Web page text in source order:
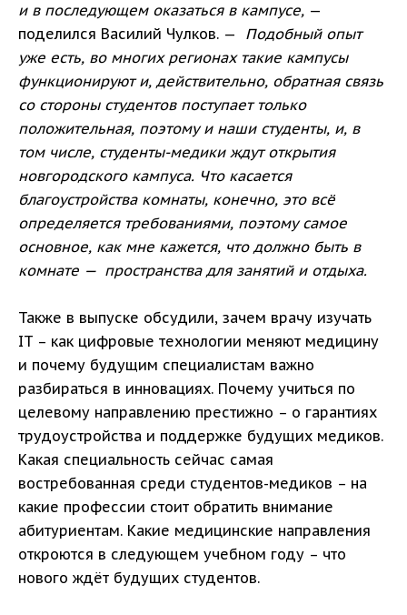
и в последующем оказаться в кампусе, —
поделился Василий Чулков. — Подобный опыт
уже есть, во многих регионах такие кампусы
функционируют и, действительно, обратная связь
со стороны студентов поступает только
положительная, поэтому и наши студенты, и, в
том числе, студенты-медики ждут открытия
новгородского кампуса. Что касается
благоустройства комнаты, конечно, это всё
определяется требованиями, поэтому самое
основное, как мне кажется, что должно быть в
комнате — пространства для занятий и отдыха.
Также в выпуске обсудили, зачем врачу изучать
IT – как цифровые технологии меняют медицину
и почему будущим специалистам важно
разбираться в инновациях. Почему учиться по
целевому направлению престижно – о гарантиях
трудоустройства и поддержке будущих медиков.
Какая специальность сейчас самая
востребованная среди студентов-медиков – на
какие профессии стоит обратить внимание
абитуриентам. Какие медицинские направления
откроются в следующем учебном году – что
нового ждёт будущих студентов.